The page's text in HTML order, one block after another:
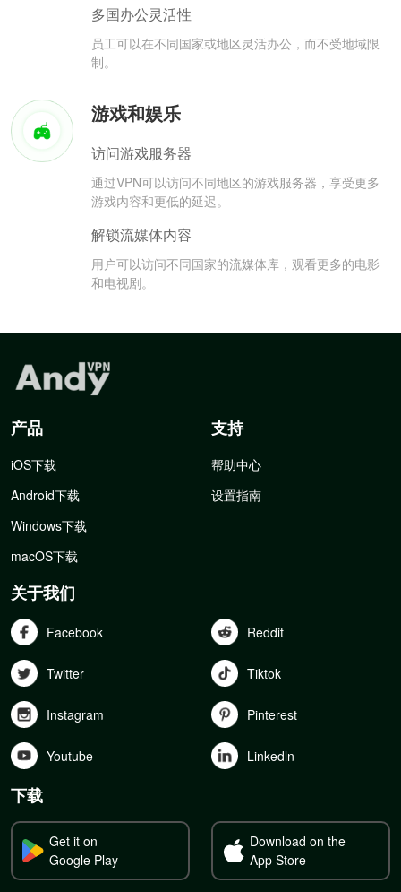
多国办公灵活性
员工可以在不同国家或地区灵活办公，而不受地域限
制。
游戏和娱乐
访问游戏服务器
通过VPN可以访问不同地区的游戏服务器，享受更多
游戏内容和更低的延迟。
解锁流媒体内容
用户可以访问不同国家的流媒体库，观看更多的电影
和电视剧。
产品
iOS下载
Android下载
Windows下载
macOS下载
支持
帮助中心
设置指南
关于我们
Facebook Reddit
Twitter Tiktok
Instagram Pinterest
Youtube Linkedln
下载
Get it on
Google Play
Download on the
App Store